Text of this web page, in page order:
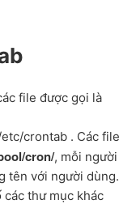
file được gọi là
crontab . Các file
cron/, mỗi người
tên với người dùng.
các thư mục khác